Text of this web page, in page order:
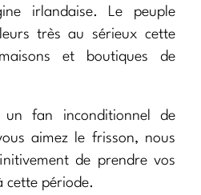
irlandaise. Le peuple
très au sérieux cette
et boutiques de
fan inconditionnel de
aimez le frisson, nous
de prendre vos
cette période.